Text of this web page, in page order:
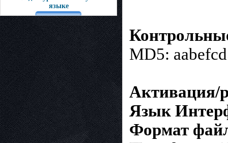
языке
MD5:
Активация/
Язык
Формат